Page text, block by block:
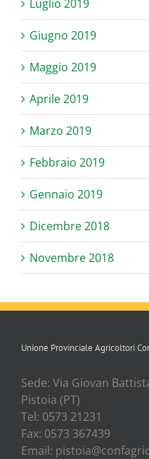
Luglio 2019
Giugno 2019
Maggio 2019
Aprile 2019
Marzo 2019
Febbraio 2019
Gennaio 2019
Dicembre 2018
Novembre 2018
Unione Provinciale Agricoltori
Sede: Via Gio­van
Pisto­ia (PT)
Tel: 0573 21231
Fax: 0573 367439
Email: